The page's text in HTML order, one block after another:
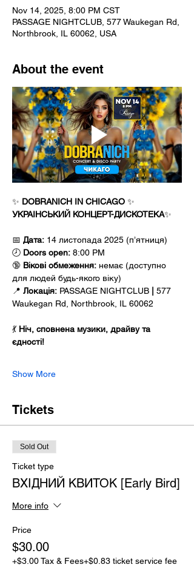
Nov 14, 2025, 8:00 PM CST
PASSAGE NIGHTCLUB, 577 Waukegan Rd,
Northbrook, IL 60062, USA
About the event
✨ DOBRANICH IN CHICAGO ✨
УКРАІНСЬКИЙ КОНЦЕРТ-ДИСКОТЕКА✨
📅 Дата: 14 листопада 2025 (п’ятниця)
🕗 Doors open: 8:00 PM
🔞 Вікові обмеження: немає (доступно
для людей будь-якого віку)
📍 Локація: PASSAGE NIGHTCLUB | 577
Waukegan Rd, Northbrook, IL 60062
💃 Ніч, сповнена музики, драйву та
єдності!
Show More
Tickets
Sold Out
Ticket type
ВХІДНИЙ КВИТОК [Early Bird]
More info
Price
$30.00
+$3.00 Tax & Fees+$0.83 ticket service fee